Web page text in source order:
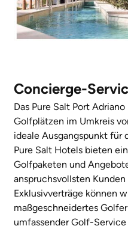
Concierge-
Das Pure Salt Port
Golfplätzen im Umkreis
ideale Ausgangspunkt für
Pure Salt Hotels bieten
Golfpaketen und
anspruchsvollsten
Exklusivverträge können
maßgeschneidertes
umfassender Golf-